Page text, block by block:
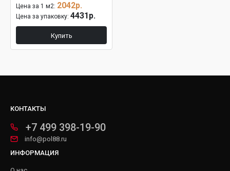
Цена за 1 м2: 2042р.
Цена за упаковку: 4431р.
Купить
КОНТАКТЫ
+7 499 398-19-90
info@pol88.ru
ИНФОРМАЦИЯ